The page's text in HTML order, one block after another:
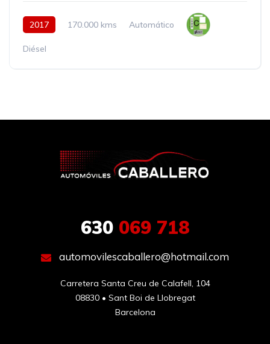
2017 170.000 kms Automático
Diésel
630069 718
automovilescaballero@hotmail.com
Carretera Santa Creu de Calafell, 104
08830 • Sant Boi de Llobregat
Barcelona